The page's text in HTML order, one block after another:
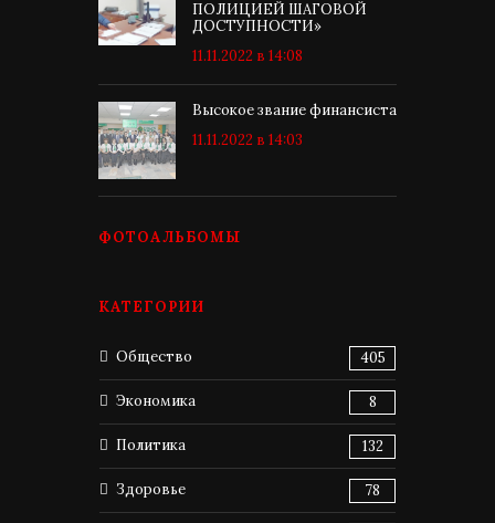
ПОЛИЦИЕЙ ШАГОВОЙ
ДОСТУПНОСТИ»
11.11.2022 в 14:08
Высокое звание финансиста
11.11.2022 в 14:03
ФОТОАЛЬБОМЫ
КАТЕГОРИИ
Общество 405
Экономика 8
Политика 132
Здоровье 78